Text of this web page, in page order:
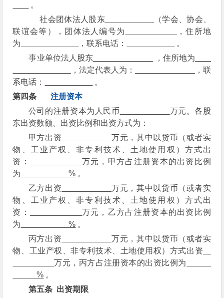
。
社会团体法人股东
（学会、协会、
联谊会等），团体法人编号为
，住所地
为
，联系电话：
。
事业单位法人股东
，住所地为
，法定代表人为：
，联
系电话：
。
第四条注册资本
公司的注册资本为人民币
万元。各股
东出资数额、出资比例和出资方式为：
甲方出资
万元，其中以货币（或者实
物、工业产权、非专利技术、土地使用权）方式出
资：
万元，甲方占注册资本的出资比例
为 % 。
乙方出资
万元，其中以货币（或者实
物、工业产权、非专利技术、土地使用权）方式出
资：
万元，乙方占注册资本的出资比例
为 % 。
丙方出资
万元，其中以货币（或者实
物、工业产权、非专利技术、土地使用权）方式出资
万元，丙方占注册资本的出资比例为
% 。
第五条 出资期限